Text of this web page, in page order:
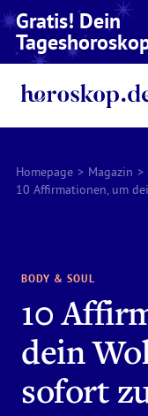
Gratis! Dein
Homepage > Magazin >
10 Affirmationen, um
BODY & SOUL
10
dein
sofort